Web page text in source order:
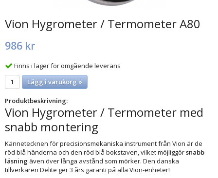
Vion Hygrometer / Termometer A80
986 kr
Finns i lager för omgående leverans
Lägg i varukorg »
Produktbeskrivning:
Vion Hygrometer / Termometer med
snabb montering
Kännetecknen för precisionsmekaniska instrument från Vion är de
röd blå händerna och den röd blå bokstaven, vilket möjliggörsnabb
läsning även över långa avstånd som mörker. Den danska
tillverkaren Delite ger 3 års garanti på alla Vion-enheter!